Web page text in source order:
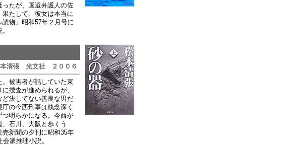
ったが、国選弁護人の佐
たして、彼女は本当に
物」昭和57年２月号に
清張 光文社 ２００６
被害者が話していた東
捜査が進められるが、
決してない善良な男だ
の今西刑事は執念深く
明らかになる。今西が
石川、大阪と歩くう
新聞の夕刊に昭和35年
派推理小説。